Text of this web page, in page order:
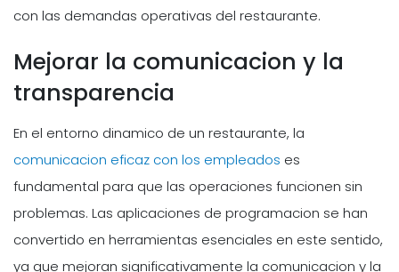
con las demandas operativas del restaurante.
Mejorar la comunicacion y la
transparencia
En el entorno dinamico de un restaurante, la
comunicacion eficaz con los empleados es
fundamental para que las operaciones funcionen sin
problemas. Las aplicaciones de programacion se han
convertido en herramientas esenciales en este sentido,
ya que mejoran significativamente la comunicacion y la